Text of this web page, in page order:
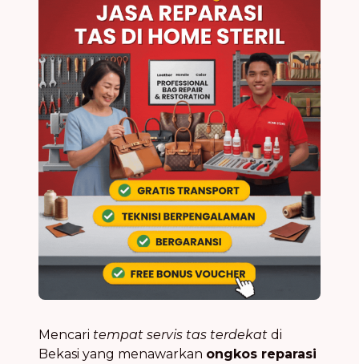
Mencari tempat servis tas terdekat di
Bekasi yang menawarkan ongkos reparasi